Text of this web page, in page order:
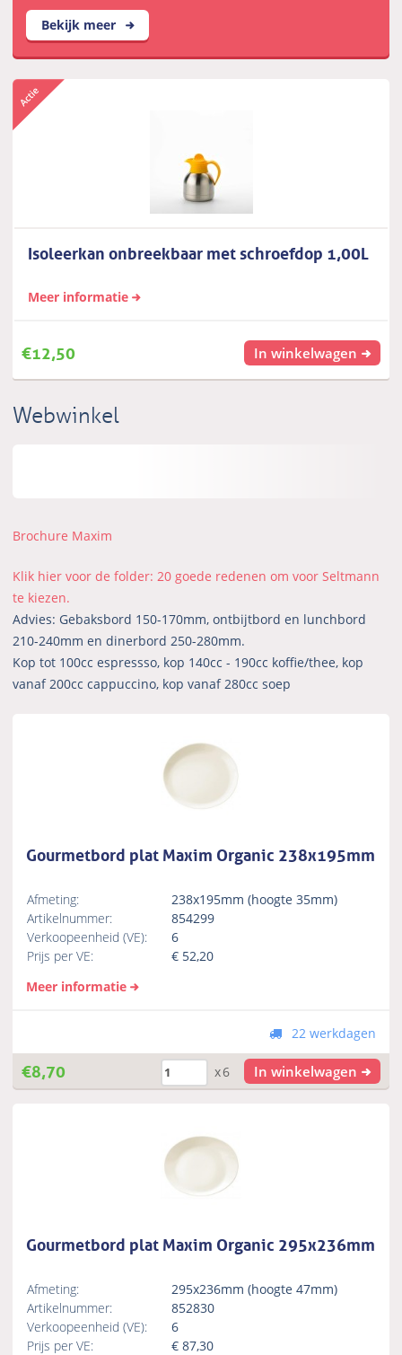
Bekijk meer
Isoleerkan onbreekbaar met schroefdop 1,00L
Meer informatie
€12,50 In winkelwagen
Webwinkel
Brochure Maxim
Klik hier voor de folder: 20 goede redenen om voor Seltmann
te kiezen.
Advies: Gebaksbord 150-170mm, ontbijtbord en lunchbord
210-240mm en dinerbord 250-280mm.
Kop tot 100cc espressso, kop 140cc - 190cc koffie/thee, kop
vanaf 200cc cappuccino, kop vanaf 280cc soep
Gourmetbord plat Maxim Organic 238x195mm
Afmeting:
238x195mm (hoogte 35mm)
Artikelnummer:
854299
Verkoopeenheid (VE):
6
Prijs per VE:
€ 52,20
Meer informatie
22 werkdagen
€8,70 x6 In winkelwagen
Gourmetbord plat Maxim Organic 295x236mm
Afmeting:
295x236mm (hoogte 47mm)
Artikelnummer:
852830
Verkoopeenheid (VE):
6
Prijs per VE:
€87,30